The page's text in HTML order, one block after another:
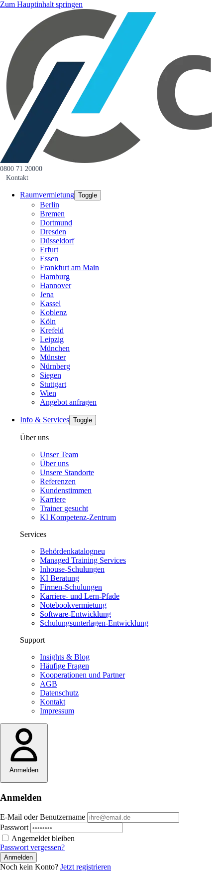
Zum Hauptinhalt springen
0800 71 20000
Kontakt
Raumvermietung Toggle
Berlin
Bremen
Dortmund
Dresden
Düsseldorf
Erfurt
Essen
Frankfurt am Main
Hamburg
Hannover
Jena
Kassel
Koblenz
Köln
Krefeld
Leipzig
München
Münster
Nürnberg
Siegen
Stuttgart
Wien
Angebot anfragen
Info & Services Toggle
Über uns
Unser Team
Über uns
Unsere Standorte
Referenzen
Kundenstimmen
Karriere
Trainer gesucht
KI Kompetenz-Zentrum
Services
Behördenkatalogneu
Managed Training Services
Inhouse-Schulungen
KI Beratung
Firmen-Schulungen
Karriere- und Lern-Pfade
Notebookvermietung
Software-Entwicklung
Schulungsunterlagen-Entwicklung
Support
Insights & Blog
Häufige Fragen
Kooperationen und Partner
AGB
Datenschutz
Kontakt
Impressum
Anmelden
Anmelden
E-Mail oder Benutzername
Passwort
Angemeldet bleiben
Passwort vergessen?
Anmelden
Noch kein Konto? Jetzt registrieren